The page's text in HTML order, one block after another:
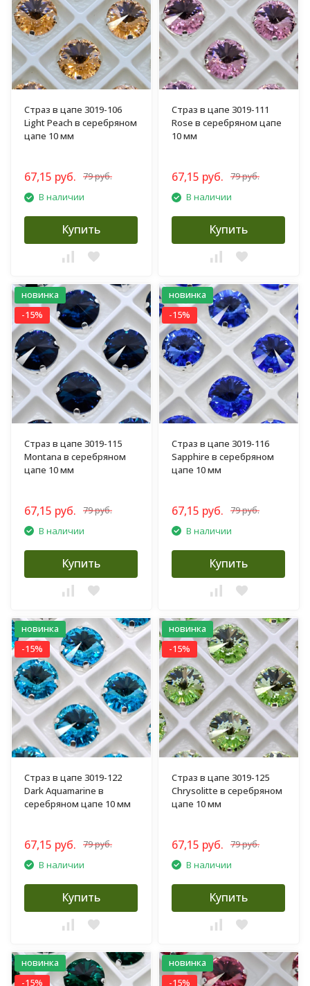
Страз в цапе 3019-106
Light Peach в серебряном
цапе 10 мм
67,15 руб. 79 руб.
В наличии
Купить
Страз в цапе 3019-111
Rose в серебряном цапе
10 мм
67,15 руб. 79 руб.
В наличии
Купить
новинка
-15%
Страз в цапе 3019-115
Montana в серебряном
цапе 10 мм
67,15 руб. 79 руб.
В наличии
Купить
новинка
-15%
Страз в цапе 3019-116
Sapphire в серебряном
цапе 10 мм
67,15 руб. 79 руб.
В наличии
Купить
новинка
-15%
Страз в цапе 3019-122
Dark Aquamarine в
серебряном цапе 10 мм
67,15 руб. 79 руб.
В наличии
Купить
новинка
-15%
Страз в цапе 3019-125
Chrysolitte в серебряном
цапе 10 мм
67,15 руб. 79 руб.
В наличии
Купить
новинка
-15%
новинка
-15%